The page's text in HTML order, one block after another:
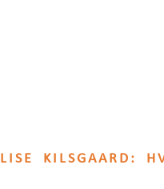
LISE KILSGAARD: